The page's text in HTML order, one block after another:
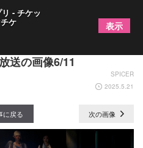
とを記念した、舞台『り
送の画像6/11
SPICER
2025.5.21
に戻る 次の画像
- チケッ
ケ 表示